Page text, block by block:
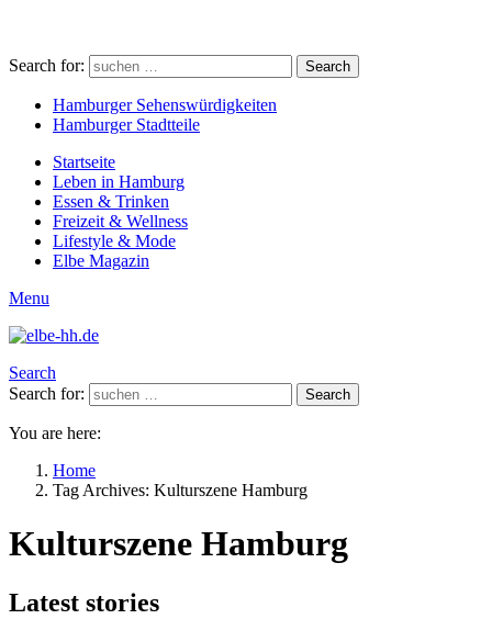
Search for: Search
Hamburger Sehenswürdigkeiten
Hamburger Stadtteile
Startseite
Leben in Hamburg
Essen & Trinken
Freizeit & Wellness
Lifestyle & Mode
Elbe Magazin
Menu
Search
Search for:
Search
You are here:
Home
Tag Archives: Kulturszene Hamburg
Kulturszene Hamburg
Latest stories